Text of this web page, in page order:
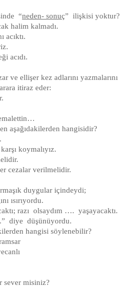
“neden- sonuç” ilişkisi yoktur?
halim kalmadı.
acıktı.
acıdı.
ve ellişer kez adlarını yazmalarını
itiraz eder:
aşağıdakilerden hangisidir?
koymalıyız.
cezalar verilmelidir.
duygular içindeydi;
ısırıyordu.
razı olsaydım …. yaşayacaktı.
diye düşünüyordu.
hangisi söylenebilir?
sever misiniz?